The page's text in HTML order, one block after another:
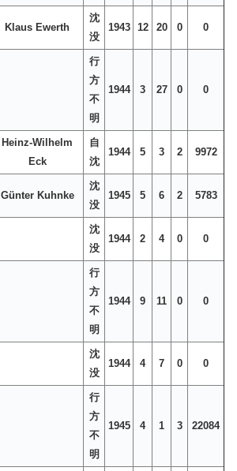
Klaus Ewerth
沈
没
1943 12 20 0 0
行
方
不
明
1944 3 27 0 0
Heinz-Wilhelm
Eck
自
沈
1944 5 3 2 9972
Günter Kuhnke
沈
没
1945 5 6 2 5783
沈
没
1944 2 4 0 0
行
方
不
明
1944 9 11 0 0
沈
没
1944 4 7 0 0
行
方
不
明
1945 4 1 3 22084